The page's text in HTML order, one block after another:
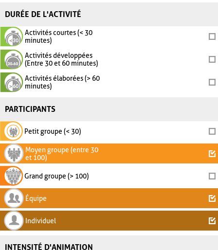
DURÉE DE L'ACTIVITÉ
Activités courtes (< 30
minutes)
Activités développées
(Entre 30 et 60 minutes)
Activités élaborées (> 60
minutes)
PARTICIPANTS
Petit groupe (< 30)
Moyen groupe (entre 30
et 100)
Grand groupe (> 100)
Équipe
Individuel
INTENSITÉ D'ANIMATION